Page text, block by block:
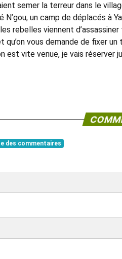
semer la terreur dans le
N’gou, un camp de déplacés à
rebelles viennent
qu’on vous demande de fixer
est vite venue, je vais réserver
des commentaires